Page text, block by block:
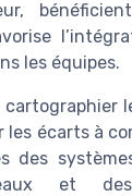
les équipes.
cartographier
les écarts à
des
et